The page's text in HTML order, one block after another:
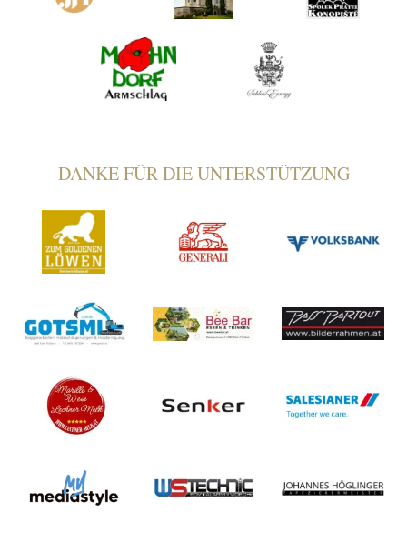
DANKE FÜR DIE UNTERSTÜTZUNG